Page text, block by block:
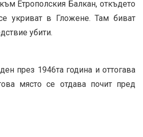
Етрополския Балкан, откъдето
укриват в Гложене. Там биват
убити.
през 1946та година и оттогава
място се отдава почит пред